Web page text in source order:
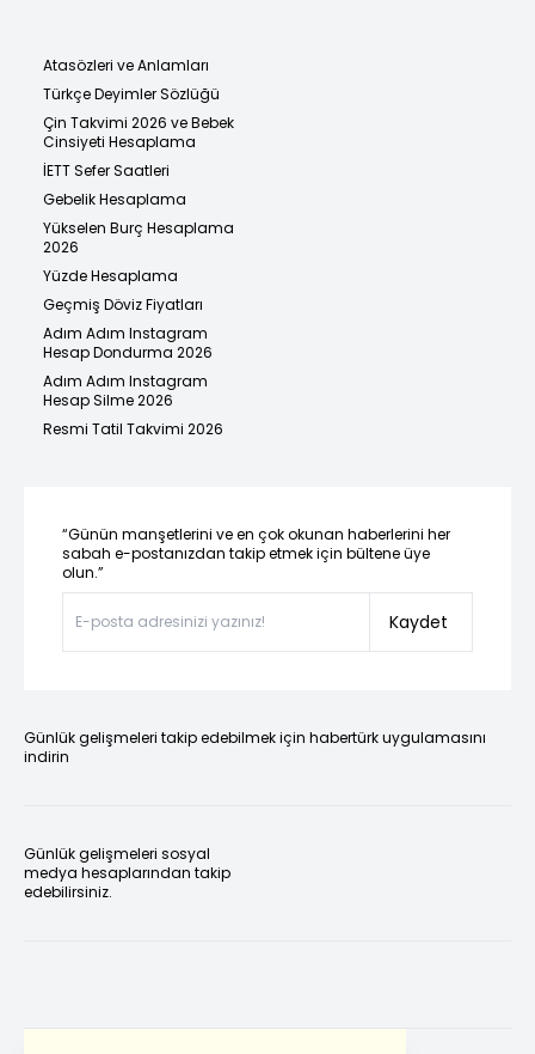
Atasözleri ve Anlamları
Türkçe Deyimler Sözlüğü
Çin Takvimi 2026 ve Bebek
Cinsiyeti Hesaplama
İETT Sefer Saatleri
Gebelik Hesaplama
Yükselen Burç Hesaplama
2026
Yüzde Hesaplama
Geçmiş Döviz Fiyatları
Adım Adım Instagram
Hesap Dondurma 2026
Adım Adım Instagram
Hesap Silme 2026
Resmi Tatil Takvimi 2026
“Günün manşetlerini ve en çok okunan haberlerini her
sabah e-postanızdan takip etmek için bültene üye
olun.”
Kaydet
Günlük gelişmeleri takip edebilmek için habertürk uygulamasını
indirin
Günlük gelişmeleri sosyal
medya hesaplarından takip
edebilirsiniz.